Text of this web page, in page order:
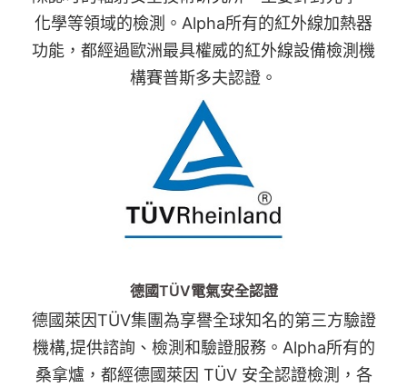
化學等領域的檢測。Alpha所有的紅外線加熱器
功能，都經過歐洲最具權威的紅外線設備檢測機
構賽普斯多夫認證。
德國TÜV電氣安全認證
德國萊因TÜV集團為享譽全球知名的第三方驗證
機構,提供諮詢、檢測和驗證服務。Alpha所有的
桑拿爐，都經德國萊因 TÜV 安全認證檢測，各